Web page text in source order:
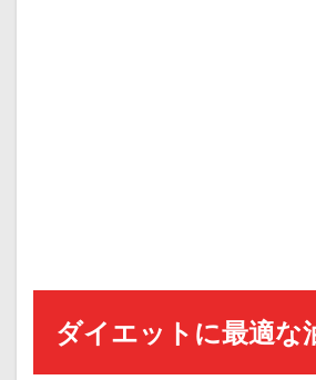
ダイエットに最適な